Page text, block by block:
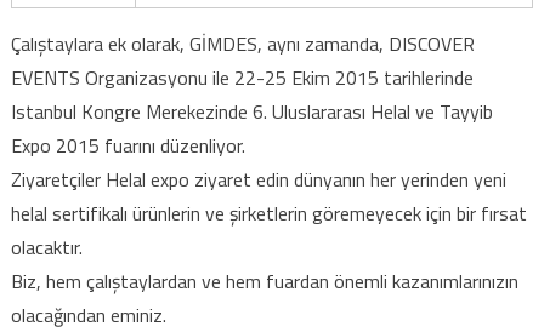
Çalıştaylara ek olarak, GİMDES, aynı zamanda, DISCOVER
EVENTS Organizasyonu ile 22-25 Ekim 2015 tarihlerinde
Istanbul Kongre Merekezinde 6. Uluslararası Helal ve Tayyib
Expo 2015 fuarını düzenliyor.
Ziyaretçiler Helal expo ziyaret edin dünyanın her yerinden yeni
helal sertifikalı ürünlerin ve şirketlerin göremeyecek için bir fırsat
olacaktır.
Biz, hem çalıştaylardan ve hem fuardan önemli kazanımlarınızın
olacağından eminiz.